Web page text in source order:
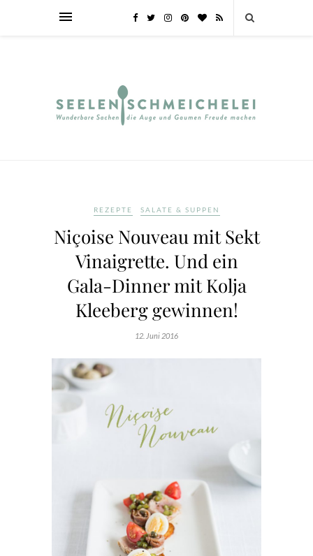
REZEPTE SALATE & SUPPEN
Niçoise Nouveau mit Sekt
Vinaigrette. Und ein
Gala-Dinner mit Kolja
Kleeberg gewinnen!
12. Juni 2016